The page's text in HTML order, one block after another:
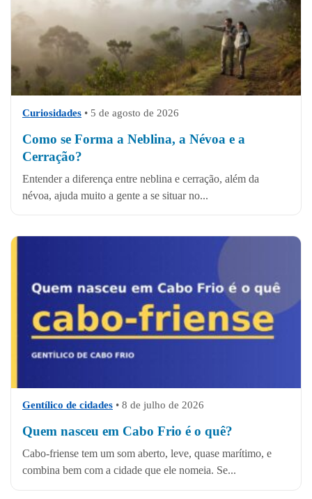
Curiosidades • 5 de agosto de 2026
Como se Forma a Neblina, a Névoa e a
Cerração?
Entender a diferença entre neblina e cerração, além da
névoa, ajuda muito a gente a se situar no...
Gentílico de cidades • 8 de julho de 2026
Quem nasceu em Cabo Frio é o quê?
Cabo-friense tem um som aberto, leve, quase marítimo, e
combina bem com a cidade que ele nomeia. Se...